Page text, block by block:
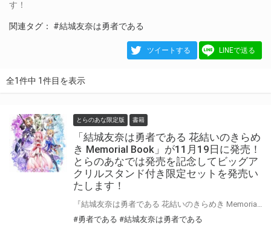
す！
関連タグ： #結城友奈は勇者である
ツイートする LINEで送る
全1件中 1件目を表示
とらのあな限定版 書籍
「結城友奈は勇者である 花結いのきらめ
き Memorial Book」が11月19日に発売！
とらのあなでは発売を記念してビッグア
クリルスタンド付き限定セットを発売い
たします！
#勇者である #結城友奈は勇者である